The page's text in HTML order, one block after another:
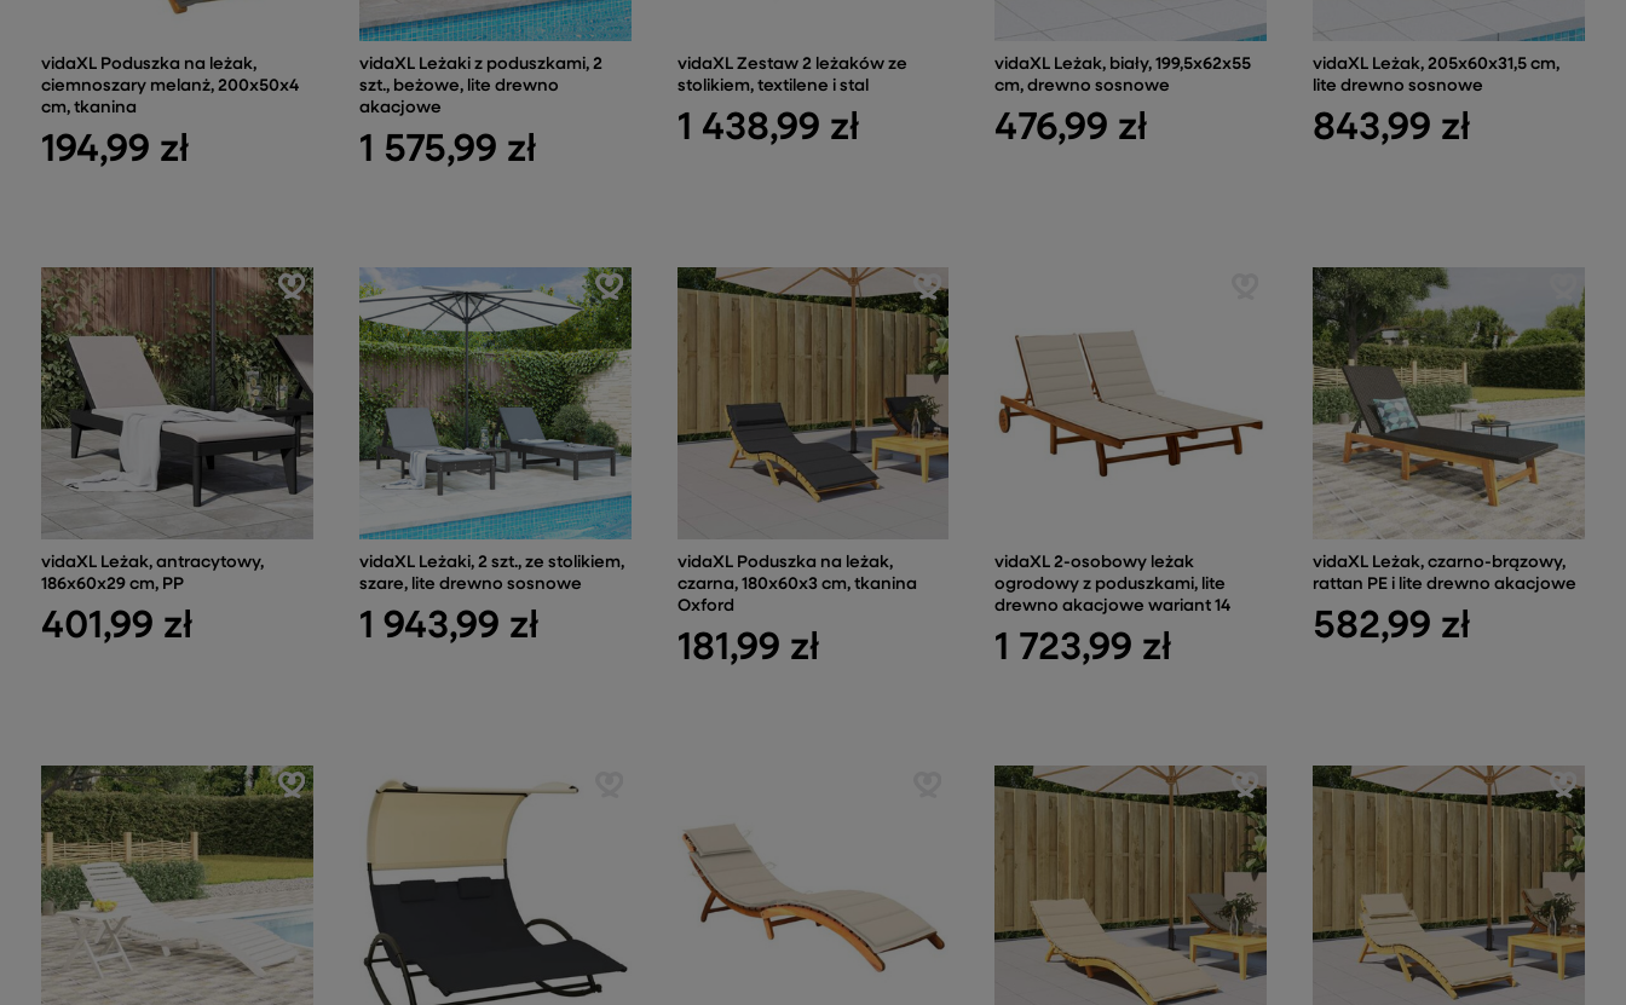
vidaXL Poduszka na leżak,
ciemnoszary melanż, 200x50x4
cm, tkanina
194,99 zł
vidaXL Leżaki z poduszkami, 2
szt., beżowe, lite drewno
akacjowe
1 575,99 zł
vidaXL Zestaw 2 leżaków ze
stolikiem, textilene i stal
1 438,99 zł
vidaXL Leżak, biały, 199,5x62x55
cm, drewno sosnowe
476,99 zł
vidaXL Leżak, 205x60x31,5 cm,
lite drewno sosnowe
843,99 zł
vidaXL Leżak, antracytowy,
186x60x29 cm, PP
401,99 zł
vidaXL Leżaki, 2 szt., ze stolikiem,
szare, lite drewno sosnowe
1 943,99 zł
vidaXL Poduszka na leżak,
czarna, 180x60x3 cm, tkanina
Oxford
181,99 zł
vidaXL 2-osobowy leżak
ogrodowy z poduszkami, lite
drewno akacjowe wariant 14
1 723,99 zł
vidaXL Leżak, czarno-brązowy,
rattan PE i lite drewno akacjowe
582,99 zł